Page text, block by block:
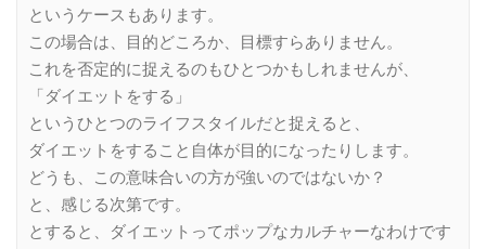
というケースもあります。
この場合は、目的どころか、目標すらありません。
これを否定的に捉えるのもひとつかもしれませんが、
「ダイエットをする」
というひとつのライフスタイルだと捉えると、
ダイエットをすること自体が目的になったりします。
どうも、この意味合いの方が強いのではないか？
と、感じる次第です。
とすると、ダイエットってポップなカルチャーなわけです